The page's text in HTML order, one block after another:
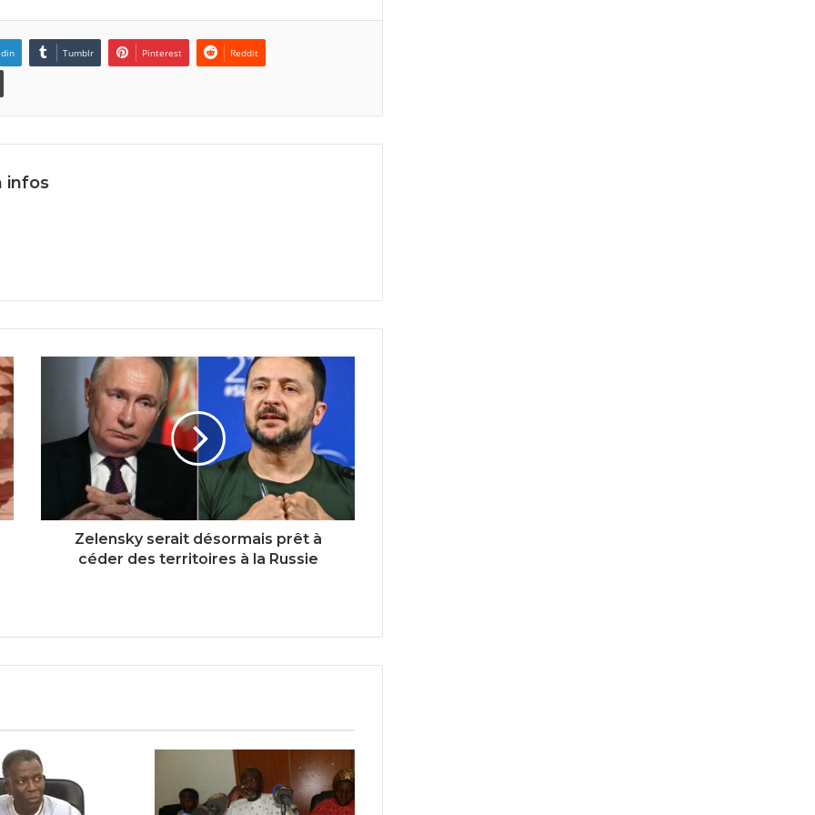
Tumblr Pinterest Reddit
infos
Zelensky serait désormais prêt à
céder des territoires à la Russie